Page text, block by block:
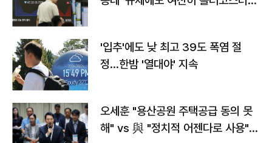
'입추'에도 낮 최고 39도 폭염 절
정…한밤 '열대야' 지속
오세훈 "용산공원 주택공급 동의 못
해" vs 與 "정치적 어젠다로 사용"